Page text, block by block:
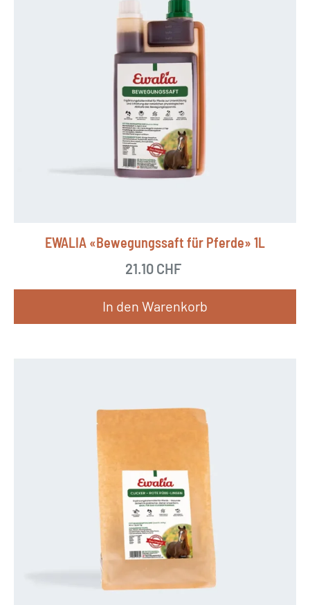
EWALIA «Bewegungssaft für Pferde» 1L
21.10 CHF
In den Warenkorb